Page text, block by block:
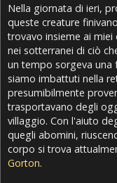
Nella giornata di ieri,
queste creature
trovavo insieme ai
nei sotterranei di ciò
un tempo sorgeva una
siamo imbattuti nella
presumibilmente
trasportavano degli
villaggio. Con l'aiuto
quegli abomini,
corpo si trova
Gorton.